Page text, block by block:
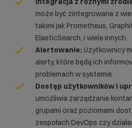
może być zintegrowana z
takimi jak Prometheus,
ElasticSearch, i wiele innych.
Alertowanie: Użytkownicy
alerty, które będą ich
problemach w systemie.
Dostęp użytkowników i
umożliwia zarządzanie
grupami oraz poziomami
zespołach DevOps czy